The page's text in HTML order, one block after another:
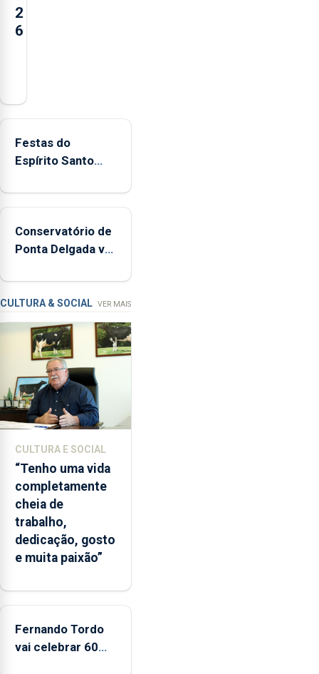
2
6
mais
ocorrências
e
inspeções
relacionadas
a
apanha
ilegal
lapas
2022
e
2026.
ilha
das
Flores
apresenta
um
“decréscimo
significativo”
CPUE
2022
e
Festas do
Espírito Santo
Conservatório de
Ponta Delgada vai
instrumentos
CULTURA & SOCIAL VER MAIS
CULTURA E SOCIAL
“Tenho uma vida
completamente
cheia de
trabalho,
dedicação, gosto
e muita paixão”
Fernando Tordo
vai celebrar 60